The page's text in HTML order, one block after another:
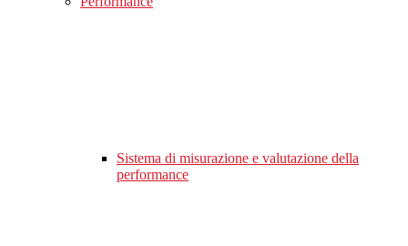
Sistema di misurazione e valutazione della
performance